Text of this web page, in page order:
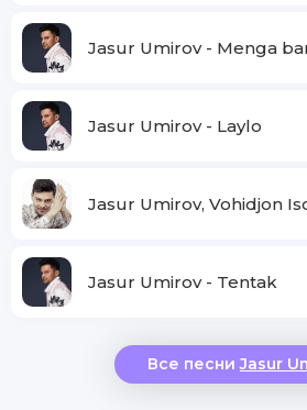
Jasur Umirov - Menga
Jasur Umirov - Laylo
Jasur Umirov - Tentak
Все песниJasur